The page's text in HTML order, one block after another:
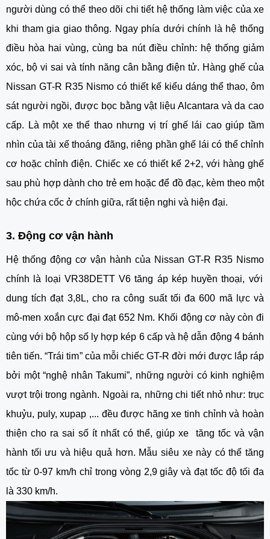
người dùng có thể theo dõi chi tiết hệ thống làm việc của xe
khi tham gia giao thông. Ngay phía dưới chính là hệ thống
điều hòa hai vùng, cùng ba nút điều chỉnh: hệ thống giảm
xóc, bộ vi sai và tính năng cân bằng điện tử. Hàng ghế của
Nissan GT-R R35 Nismo có thiết kế kiểu dáng thể thao, ôm
sát người ngồi, được bọc bằng vật liệu Alcantara và da cao
cấp. Là một xe thể thao nhưng vị trí ghế lái cao giúp tầm
nhìn của tài xế thoáng đãng, riêng phần ghế lái có thể chỉnh
cơ hoặc chỉnh điện. Chiếc xe có thiết kế 2+2, với hàng ghế
sau phù hợp dành cho trẻ em hoặc để đồ đạc, kèm theo một
hộc chứa cốc ở chính giữa, rất tiện nghi và hiện đại.
3. Động cơ vận hành
Hệ thống động cơ vận hành của Nissan GT-R R35 Nismo
chính là loại VR38DETT V6 tăng áp kép huyền thoại, với
dung tích đạt 3,8L, cho ra công suất tối đa 600 mã lực và
mô-men xoắn cực đại đạt 652 Nm. Khối động cơ này còn đi
cùng với bộ hộp số ly hợp kép 6 cấp và hệ dẫn động 4 bánh
tiên tiến. “Trái tim” của mỗi chiếc GT-R đời mới được lắp ráp
bởi một “nghệ nhân Takumi”, những người có kinh nghiệm
vượt trội trong ngành. Ngoài ra, những chi tiết nhỏ như: trục
khuỷu, puly, xupap ,... đều được hãng xe tinh chỉnh và hoàn
thiện cho ra sai số ít nhất có thể, giúp xe tăng tốc và vận
hành tối ưu và hiệu quả hơn. Mẫu siêu xe này có thể tăng
tốc từ 0-97 km/h chỉ trong vòng 2,9 giây và đạt tốc độ tối đa
là 330 km/h.